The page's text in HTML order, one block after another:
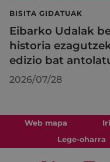
BISITA GIDATUAK
Eibarko Udalak
historia
edizio bat
2026/07/28
Web mapa
Lege-oharra